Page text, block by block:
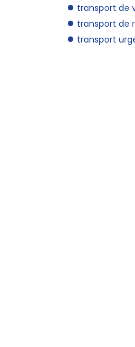
transport de
transport de
transport